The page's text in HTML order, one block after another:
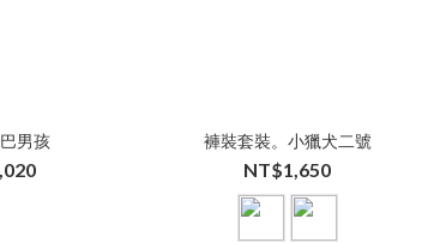
男孩 褲裝套裝。小獵犬二號
NT$1,650